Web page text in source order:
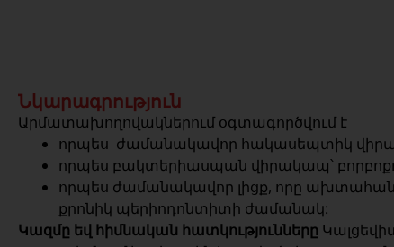
Նկարագրություն
Արմատախողովակներում օգտագործվում է
որպես ժամանակավոր հակասեպտիկ
որպես բակտերիասպան վիրակապ՝
որպես ժամանակավոր լիցք, որը
քրոնիկ պերիոդոնտիտի ժամանակ:
Կազմը եվ հիմնական հատկությունները